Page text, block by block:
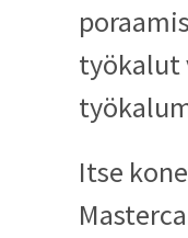
työkalut
Itse